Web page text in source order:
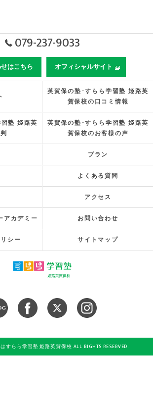
079-237-9033
はこちら オフィシャルサイト
英賀保の塾･すらら学習塾 姫路英
賀保校の口コミ情報
塾 姫路英
英賀保の塾･すらら学習塾 姫路英
賀保校のお客様の声
プラン
よくある質問
アクセス
アカデミー お問い合わせ
シー サイトマップ
すらら学習塾 姫路英賀保校 ALL RIGHTS RESERVED.